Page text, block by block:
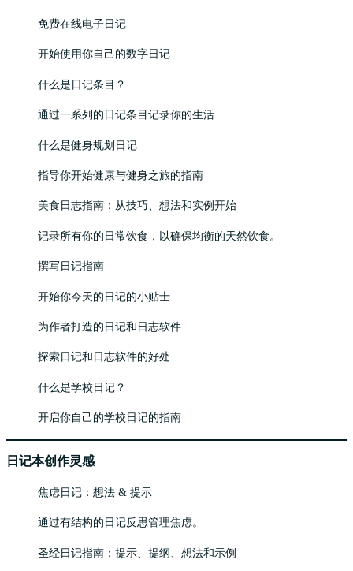
免费在线电子日记
开始使用你自己的数字日记
什么是日记条目？
通过一系列的日记条目记录你的生活
什么是健身规划日记
指导你开始健康与健身之旅的指南
美食日志指南：从技巧、想法和实例开始
记录所有你的日常饮食，以确保均衡的天然饮食。
撰写日记指南
开始你今天的日记的小贴士
为作者打造的日记和日志软件
探索日记和日志软件的好处
什么是学校日记？
开启你自己的学校日记的指南
日记本创作灵感
焦虑日记：想法 & 提示
通过有结构的日记反思管理焦虑。
圣经日记指南：提示、提纲、想法和示例